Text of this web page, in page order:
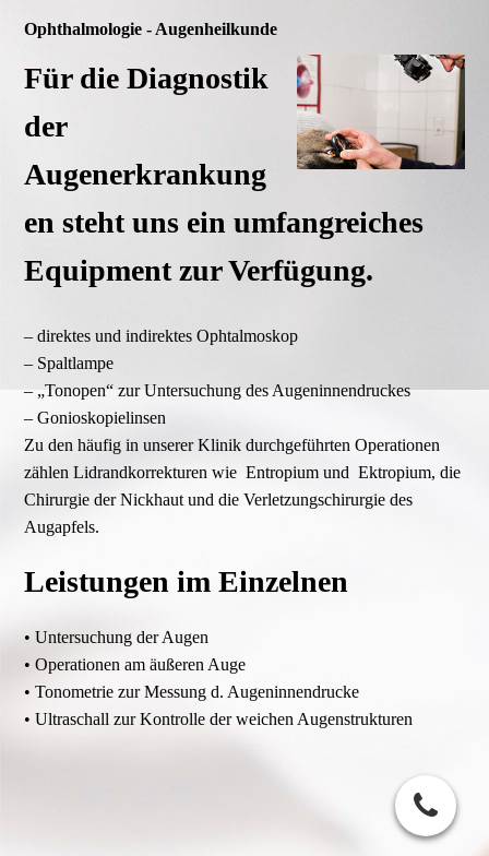
Ophthalmologie - Augenheilkunde
Für die Diagnostik
der
Augenerkrankung
en steht uns ein umfangreiches
Equipment zur Verfügung.
– direktes und indirektes Ophtalmoskop
– Spaltlampe
– „Tonopen“ zur Untersuchung des Augeninnendruckes
– Gonioskopielinsen
Zu den häufig in unserer Klinik durchgeführten Operationen
zählen Lidrandkorrekturen wie Entropium und Ektropium, die
Chirurgie der Nickhaut und die Verletzungschirurgie des
Augapfels.
Leistungen im Einzelnen
• Untersuchung der Augen
• Operationen am äußeren Auge
• Tonometrie zur Messung d. Augeninnendrucke
• Ultraschall zur Kontrolle der weichen Augenstrukturen